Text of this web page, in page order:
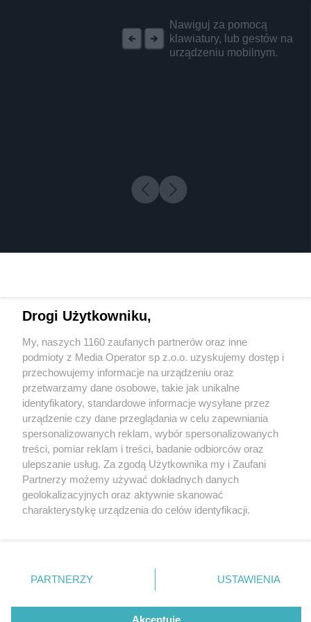
Nawiguj za pomocą
klawiatury, lub gestów na
urządzeniu mobilnym.
6 / 0
Wydawca mediów lokalnych
Nie zapomnij
zapoznać się z:
polityką prywatności regulamin korzystania z portali
Twojemiasto
Piekary Śląskie
Chorzów
Tarnowskie Góry
Gliwice
Skontakuj sięz nami
Kontakt
Wydawca
Redakcja
Drogi Użytkowniku,
My, naszych 1160 zaufanych partnerów oraz inne
podmioty z Media Operator sp z.o.o. uzyskujemy dostęp i
przechowujemy informacje na urządzeniu oraz
przetwarzamy dane osobowe, takie jak unikalne
identyfikatory, standardowe informacje wysyłane przez
urządzenie czy dane przeglądania w celu zapewniania
spersonalizowanych reklam, wybór spersonalizowanych
treści, pomiar reklam i treści, badanie odbiorców oraz
ulepszanie usług. Za zgodą Użytkownika my i Zaufani
Partnerzy możemy używać dokładnych danych
geolokalizacyjnych oraz aktywnie skanować
charakterystykę urządzenia do celów identyfikacji.
zmienić/wycofać klikając przycisk ustawień prywatności
znajdujący się w lewym dolnym rogu strony
rodzaje przetwarzania danych nie wymagają zgody
użytkownika, ale masz prawo sprzeciwić się takiemu
PARTNERZY USTAWIENIA
Akceptuję